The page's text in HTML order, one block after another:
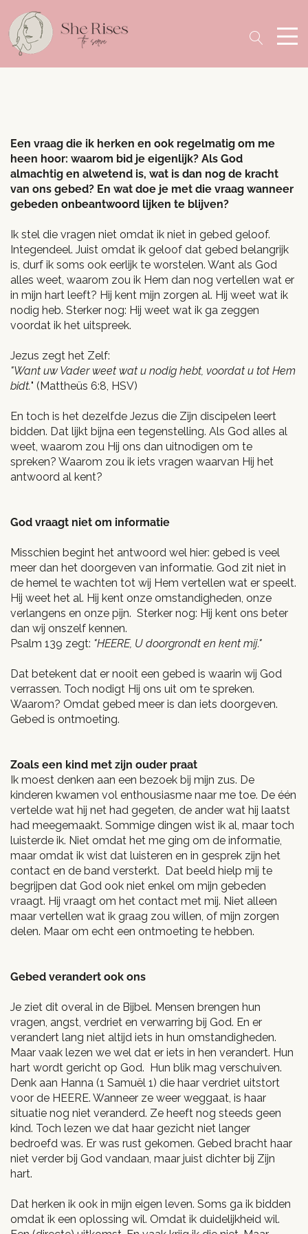
Een vraag die ik herken en ook regelmatig om me
heen hoor: waarom bid je eigenlijk? Als God
almachtig en alwetend is, wat is dan nog de kracht
van ons gebed? En wat doe je met die vraag wanneer
gebeden onbeantwoord lijken te blijven?
Ik stel die vragen niet omdat ik niet in gebed geloof.
Integendeel. Juist omdat ik geloof dat gebed belangrijk
is, durf ik soms ook eerlijk te worstelen. Want als God
alles weet, waarom zou ik Hem dan nog vertellen wat er
in mijn hart leeft? Hij kent mijn zorgen al. Hij weet wat ik
nodig heb. Sterker nog: Hij weet wat ik ga zeggen
voordat ik het uitspreek.
Jezus zegt het Zelf:
"Want uw Vader weet wat u nodig hebt, voordat u tot Hem
bidt." (Mattheüs 6:8, HSV)
En toch is het dezelfde Jezus die Zijn discipelen leert
bidden. Dat lijkt bijna een tegenstelling. Als God alles al
weet, waarom zou Hij ons dan uitnodigen om te
spreken? Waarom zou ik iets vragen waarvan Hij het
antwoord al kent?
God vraagt niet om informatie
Misschien begint het antwoord wel hier: gebed is veel
meer dan het doorgeven van informatie. God zit niet in
de hemel te wachten tot wij Hem vertellen wat er speelt.
Hij weet het al. Hij kent onze omstandigheden, onze
verlangens en onze pijn. Sterker nog: Hij kent ons beter
dan wij onszelf kennen.
Psalm 139 zegt: "HEERE, U doorgrondt en kent mij."
Dat betekent dat er nooit een gebed is waarin wij God
verrassen. Toch nodigt Hij ons uit om te spreken.
Waarom? Omdat gebed meer is dan iets doorgeven.
Gebed is ontmoeting.
Zoals een kind met zijn ouder praat
Ik moest denken aan een bezoek bij mijn zus. De
kinderen kwamen vol enthousiasme naar me toe. De één
vertelde wat hij net had gegeten, de ander wat hij laatst
had meegemaakt. Sommige dingen wist ik al, maar toch
luisterde ik. Niet omdat het me ging om de informatie,
maar omdat ik wist dat luisteren en in gesprek zijn het
contact en de band versterkt. Dat beeld hielp mij te
begrijpen dat God ook niet enkel om mijn gebeden
vraagt. Hij vraagt om het contact met mij. Niet alleen
maar vertellen wat ik graag zou willen, of mijn zorgen
delen. Maar om echt een ontmoeting te hebben.
Gebed verandert ook ons
Je ziet dit overal in de Bijbel. Mensen brengen hun
vragen, angst, verdriet en verwarring bij God. En er
verandert lang niet altijd iets in hun omstandigheden.
Maar vaak lezen we wel dat er iets in hen verandert. Hun
hart wordt gericht op God. Hun blik mag verschuiven.
Denk aan Hanna (1 Samuël 1) die haar verdriet uitstort
voor de HEERE. Wanneer ze weer weggaat, is haar
situatie nog niet veranderd. Ze heeft nog steeds geen
kind. Toch lezen we dat haar gezicht niet langer
bedroefd was. Er was rust gekomen. Gebed bracht haar
niet verder bij God vandaan, maar juist dichter bij Zijn
hart.
Dat herken ik ook in mijn eigen leven. Soms ga ik bidden
omdat ik een oplossing wil. Omdat ik duidelijkheid wil.